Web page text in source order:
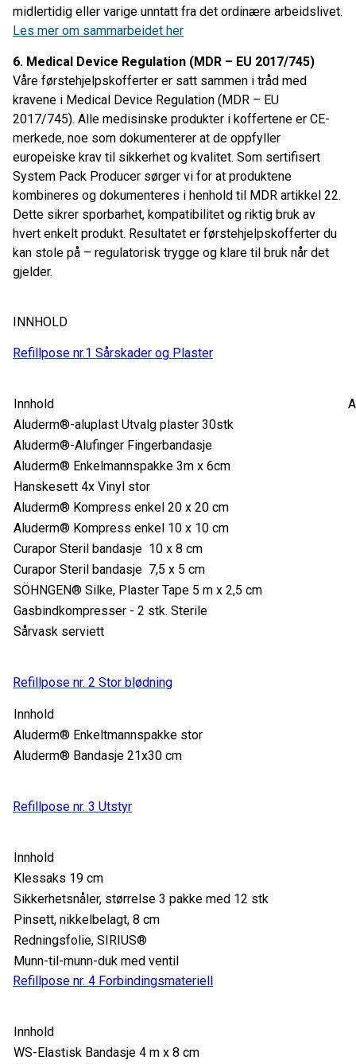
midlertidig eller varige unntatt fra det ordinære arbeidslivet.
Les mer om sammarbeidet her
6. Medical Device Regulation (MDR – EU 2017/745)
Våre førstehjelpskofferter er satt sammen i tråd med
kravene i Medical Device Regulation (MDR – EU
2017/745). Alle medisinske produkter i koffertene er CE-
merkede, noe som dokumenterer at de oppfyller
europeiske krav til sikkerhet og kvalitet. Som sertifisert
System Pack Producer sørger vi for at produktene
kombineres og dokumenteres i henhold til MDR artikkel 22.
Dette sikrer sporbarhet, kompatibilitet og riktig bruk av
hvert enkelt produkt. Resultatet er førstehjelpskofferter du
kan stole på – regulatorisk trygge og klare til bruk når det
gjelder.
INNHOLD
Refillpose nr.1 Sårskader og Plaster
Innhold
Aluderm®-aluplast Utvalg plaster 30stk
Aluderm®-Alufinger Fingerbandasje
Aluderm® Enkelmannspakke 3m x 6cm
Hanskesett 4x Vinyl stor
Aluderm® Kompress enkel 20 x 20 cm
Aluderm® Kompress enkel 10 x 10 cm
Curapor Steril bandasje 10 x 8 cm
Curapor Steril bandasje 7,5 x 5 cm
SÖHNGEN® Silke, Plaster Tape 5 m x 2,5 cm
Gasbindkompresser - 2 stk. Sterile
Sårvask serviett
Refillpose nr. 2 Stor blødning
Innhold
Aluderm® Enkeltmannspakke stor
Aluderm® Bandasje 21x30 cm
Refillpose nr. 3 Utstyr
Innhold
Klessaks 19 cm
Sikkerhetsnåler, størrelse 3 pakke med 12 stk
Pinsett, nikkelbelagt, 8 cm
Redningsfolie, SIRIUS®
Munn-til-munn-duk med ventil
Refillpose nr. 4 Forbindingsmateriell
Innhold
WS-Elastisk Bandasje 4 m x 8 cm